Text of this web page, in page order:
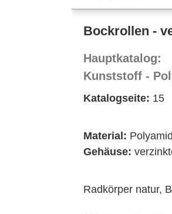
Bockrollen -
Hauptkatalog:
Kunststoff -
Katalogseite: 15
Material: Polyamid
Gehäuse:
Radkörper natur,